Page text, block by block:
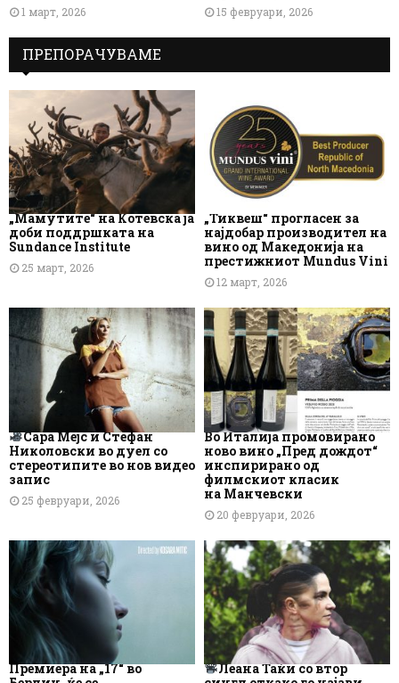
1 март, 2026 15 февруари, 2026
ПРЕПОРАЧУВАМЕ
„Мамутите“ на Котевска ја
доби поддршката на
Sundance Institute
25 март, 2026
„Тиквеш“ прогласен за
најдобар производител на
вино од Македонија на
престижниот Mundus Vini
12 март, 2026
Сара Мејс и Стефан
Николовски во дуел со
стереотипите во нов видео
запис
25 февруари, 2026
Во Италија промовирано
ново вино „Пред дождот“
инспирирано од
филмскиот класик
на Манчевски
20 февруари, 2026
Премиера на „17“ во
Леана Таќи со втор